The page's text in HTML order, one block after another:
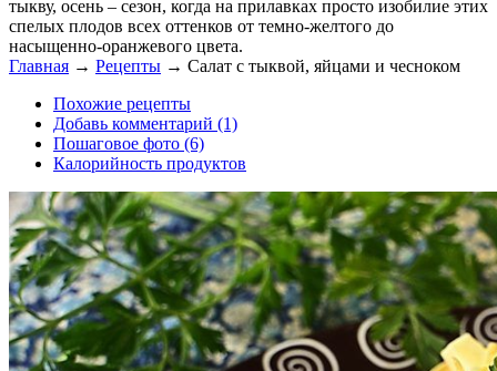
тыкву, осень – сезон, когда на прилавках просто изобилие этих
спелых плодов всех оттенков от темно-желтого до
насыщенно-оранжевого цвета.
Главная → Рецепты → Салат с тыквой, яйцами и чесноком
Похожие рецепты
Добавь комментарий (1)
Пошаговое фото (6)
Калорийность продуктов